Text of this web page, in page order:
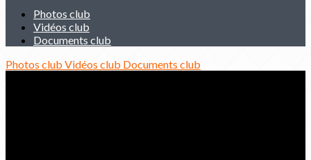
Photos club
Vidéos club
Documents club
Photos club Vidéos club Documents club